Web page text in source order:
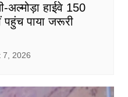
हाईवे 150
पहुंच पाया जरूरी
7, 2026